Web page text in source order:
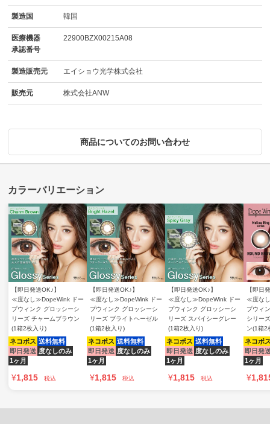
製造国 韓国
医療機器
承認番号
22900BZX00215A08
製造販売元 エイショウ光学株式会社
販売元 株式会社ANW
商品についてのお問い合わせ
【即日発送OK♪】
≪度なし≫DopeWink ドー
プウィンク グロッシーシ
リーズ チャームブラウン
(1箱2枚入り)
ネコポス 送料無料
即日発送 度なしのみ
1ヶ月
¥1,815 税込
【即日発送OK♪】
≪度なし≫DopeWink ドー
プウィンク グロッシーシ
リーズ ブライトヘーゼル
(1箱2枚入り)
ネコポス 送料無料
即日発送 度なしのみ
1ヶ月
¥1,815 税込
【即日発送OK♪】
≪度なし≫DopeWink ドー
プウィンク グロッシーシ
リーズ スパイシーグレー
(1箱2枚入り)
ネコポス 送料無料
即日発送 度なしのみ
1ヶ月
¥1,815 税込
【即日
≪度な
プウィ
シリー
ン(1箱2
ネコポ
即日発
1ヶ月
¥